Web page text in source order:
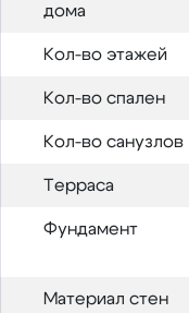
дома
Кол-во этажей
Кол-во спален
Кол-во санузлов
Терраса
Фундамент
Материал стен